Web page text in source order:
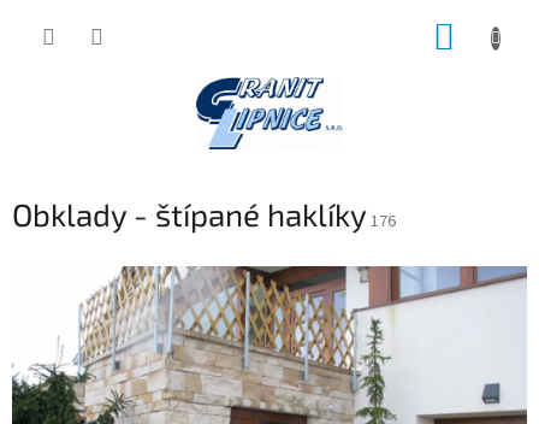
Obklady - štípané haklíky 176